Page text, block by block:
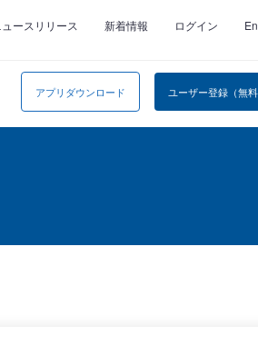
ュースリリース 新着情報 ログイン
アプリダウンロード ユーザー登録（無料